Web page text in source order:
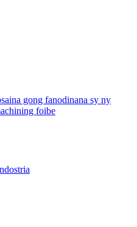
gong fanodinana sy ny
foibe